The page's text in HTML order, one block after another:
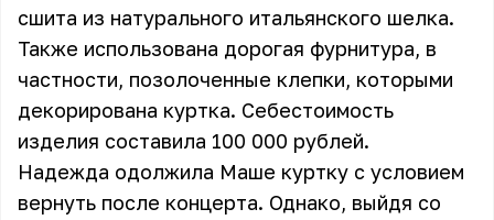
сшита из натурального итальянского шелка.
Также использована дорогая фурнитура, в
частности, позолоченные клепки, которыми
декорирована куртка. Себестоимость
изделия составила 100 000 рублей.
Надежда одолжила Маше куртку с условием
вернуть после концерта. Однако, выйдя со